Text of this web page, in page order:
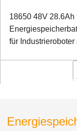
18650 48V 28.6Ah
für Industrieroboter